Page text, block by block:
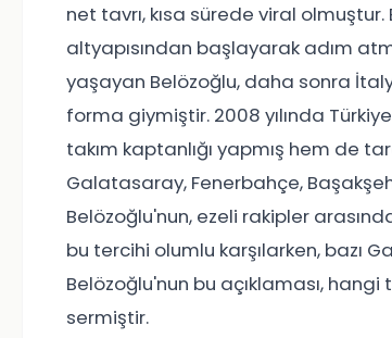
net tavrı, kısa sürede viral
altyapısından başlayarak adım
yaşayan Belözoğlu, daha sonra
forma giymiştir. 2008 yılında
takım kaptanlığı yapmış hem de
Galatasaray, Fenerbahçe,
Belözoğlu'nun, ezeli rakipler
bu tercihi olumlu karşılarken, bazı
Belözoğlu'nun bu açıklaması,
sermiştir.